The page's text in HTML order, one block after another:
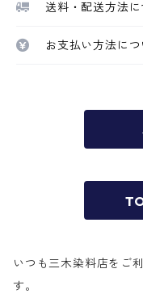
送料・配送方法に
お支払い方法につ
いつも三木染料店をご
す。